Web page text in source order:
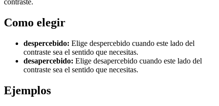
contraste.
Como elegir
despercebido: Elige despercebido cuando este lado del
contraste sea el sentido que necesitas.
desapercebido: Elige desapercebido cuando este lado del
contraste sea el sentido que necesitas.
Ejemplos